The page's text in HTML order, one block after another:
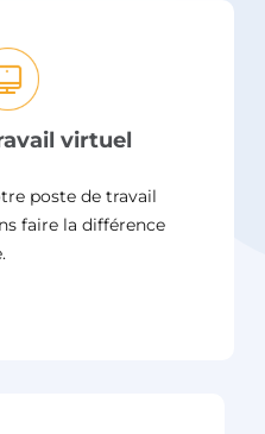
virtuel
poste de travail
faire la différence